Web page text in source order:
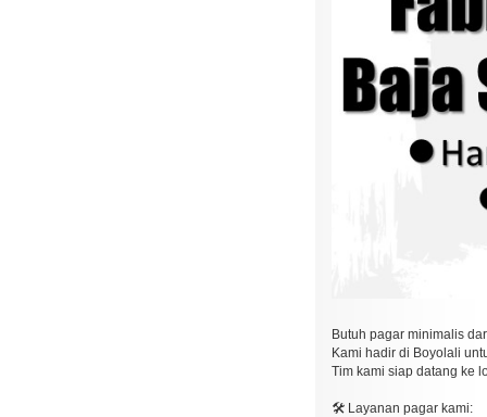
Butuh pagar minimalis
Kami hadir di Boyolali
Tim kami siap datang ke
🛠️ Layanan pagar kami: